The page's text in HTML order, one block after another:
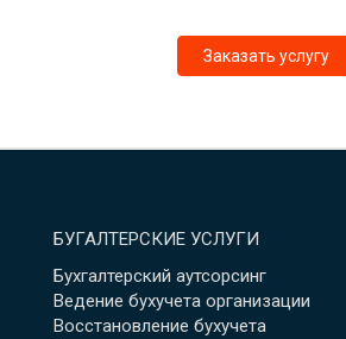
Заказать услугу
БУГАЛТЕРСКИЕ УСЛУГИ
Бухгалтерский аутсорсинг
Ведение бухучета организации
Восстановление бухучета